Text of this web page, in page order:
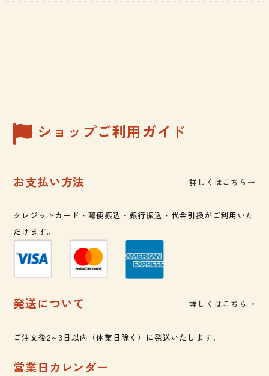
ショップご利用ガイド
お支払い方法 詳しくはこちら→
クレジットカード・郵便振込・銀行振込・代金引換がご利用いた
だけます。
発送について 詳しくはこちら→
ご注文後2～3日以内（休業日除く）に発送いたします。
営業日カレンダー